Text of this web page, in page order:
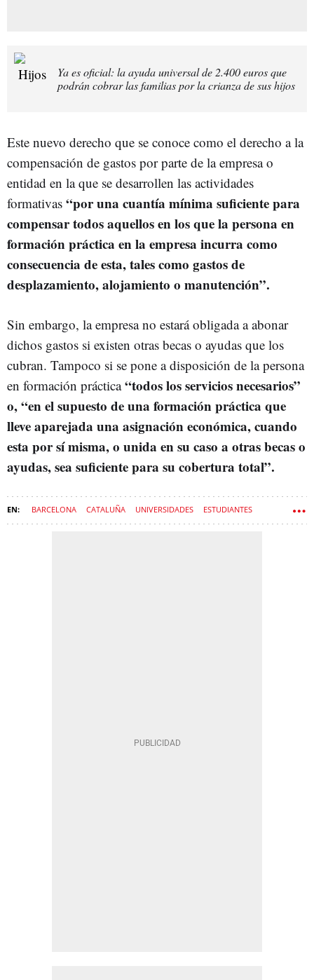
Ya es oficial: la ayuda universal de 2.400 euros que
podrán cobrar las familias por la crianza de sus hijos
Este nuevo derecho que se conoce como el derecho a la
compensación de gastos por parte de la empresa o
entidad en la que se desarrollen las actividades
formativas “por una cuantía mínima suficiente para
compensar todos aquellos en los que la persona en
formación práctica en la empresa incurra como
consecuencia de esta, tales como gastos de
desplazamiento, alojamiento o manutención”.
Sin embargo, la empresa no estará obligada a abonar
dichos gastos si existen otras becas o ayudas que los
cubran. Tampoco si se pone a disposición de la persona
en formación práctica“todos los servicios necesarios”
o, “en el supuesto de una formación práctica que
lleve aparejada una asignación económica, cuando
esta por sí misma, o unida en su caso a otras becas o
ayudas, sea suficiente para su cobertura total”.
BARCELONA CATALUÑA UNIVERSIDADES ESTUDIANTES